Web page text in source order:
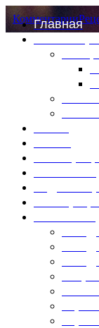
Главная
Комментарии